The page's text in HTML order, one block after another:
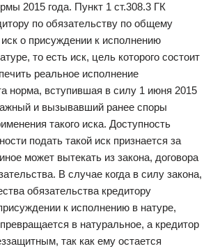
2015 года. Пункт 1 ст.308.3 ГК
по обязательству по общему
о присуждении к исполнению
то есть иск, цель которого состоит
реальное исполнение
норма, вступившая в силу 1 июня 2015
и вызывавший ранее споры
такого иска. Доступность
подать такой иск признается за
может вытекать из закона, договора
В случае когда в силу закона,
обязательства кредитору
к исполнению в натуре,
в натуральное, а кредитор
так как ему остается